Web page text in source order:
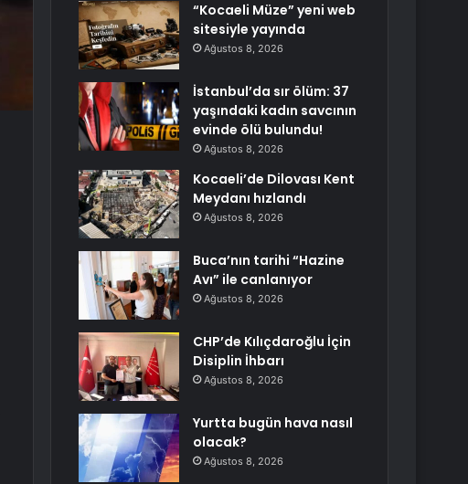
“Kocaeli Müze” yeni web
sitesiyle yayında
Ağustos 8, 2026
İstanbul’da sır ölüm: 37
yaşındaki kadın savcının
evinde ölü bulundu!
Ağustos 8, 2026
Kocaeli’de Dilovası Kent
Meydanı hızlandı
Ağustos 8, 2026
Buca’nın tarihi “Hazine
Avı” ile canlanıyor
Ağustos 8, 2026
CHP’de Kılıçdaroğlu İçin
Disiplin İhbarı
Ağustos 8, 2026
Yurtta bugün hava nasıl
olacak?
Ağustos 8, 2026